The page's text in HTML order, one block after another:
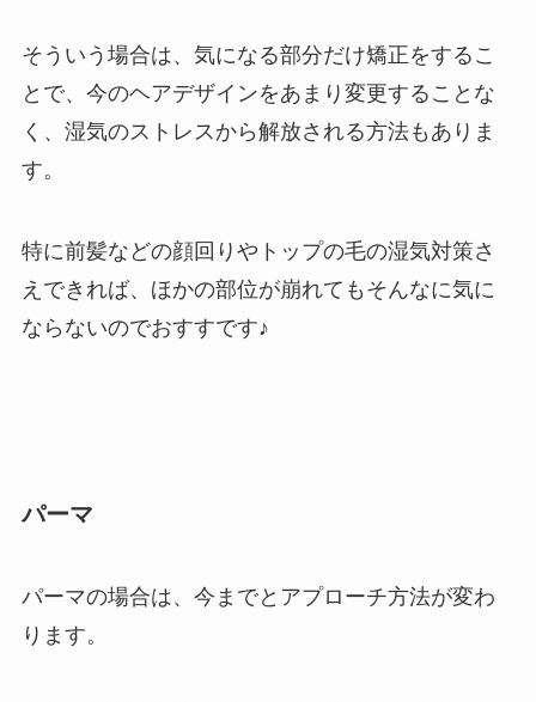
そういう場合は、気になる部分だけ矯正をするこ
とで、今のヘアデザインをあまり変更することな
く、湿気のストレスから解放される方法もありま
す。
特に前髪などの顔回りやトップの毛の湿気対策さ
えできれば、ほかの部位が崩れてもそんなに気に
ならないのでおすすです♪
パーマ
パーマの場合は、今までとアプローチ方法が変わ
ります。